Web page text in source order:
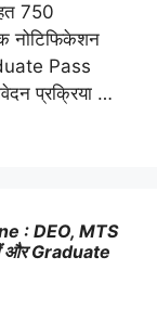
750
नोटिफिकेशन
Pass
प्रक्रिया …
: DEO, MTS
और Graduate